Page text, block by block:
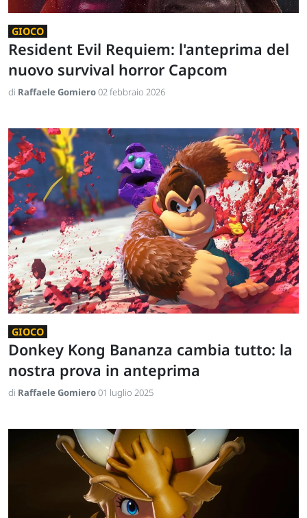
GIOCO
Resident Evil Requiem: l'anteprima del
nuovo survival horror Capcom
di Raffaele Gomiero02 febbraio 2026
GIOCO
Donkey Kong Bananza cambia tutto: la
nostra prova in anteprima
di Raffaele Gomiero01 luglio 2025